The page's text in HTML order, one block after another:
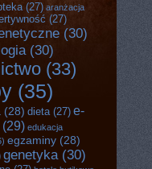
(27) aranżacja
(27)
(30)
(30)
(33)
(35)
(28) dieta(27) e-
(29) edukacja
egzaminy (28)
genetyka(30)